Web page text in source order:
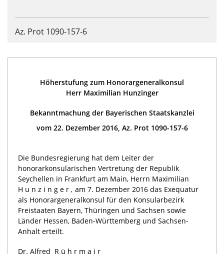
Az. Prot 1090-157-6
Höherstufung zum Honorargeneralkonsul
Herr Maximilian Hunzinger
Bekanntmachung der Bayerischen Staatskanzlei
vom 22. Dezember 2016, Az. Prot 1090-157-6
Die Bundesregierung hat dem Leiter der
honorarkonsularischen Vertretung der Republik
Seychellen in Frankfurt am Main, Herrn Maximilian
Hunzinge r, am 7. Dezember 2016 das Exequatur
als Honorargeneralkonsul für den Konsularbezirk
Freistaaten Bayern, Thüringen und Sachsen sowie
Länder Hessen, Baden-Württemberg und Sachsen-
Anhalt erteilt.
Dr. Alfred Rührmair